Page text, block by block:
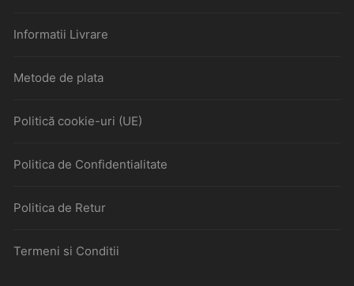
Informatii Livrare
Metode de plata
Politică cookie-uri (UE)
Politica de Confidentialitate
Politica de Retur
Termeni si Conditii